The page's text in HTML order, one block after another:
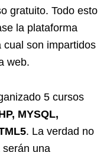
gratuito. Todo esto
la plataforma
cual son impartidos
web.
5 cursos
MYSQL,
. La verdad no
serán una